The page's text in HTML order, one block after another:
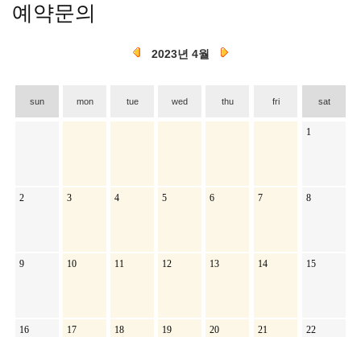
예약문의
2023년 4월
sun mon tue wed thu fri sat
1
2 3 4 5 6 7 8
9 10 11 12 13 14 15
16 17 18 19 20 21 22